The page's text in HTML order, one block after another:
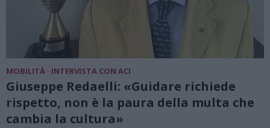
MOBILITÀ · INTERVISTA CON ACI
Giuseppe Redaelli: «Guidare richiede
rispetto, non è la paura della multa che
cambia la cultura»